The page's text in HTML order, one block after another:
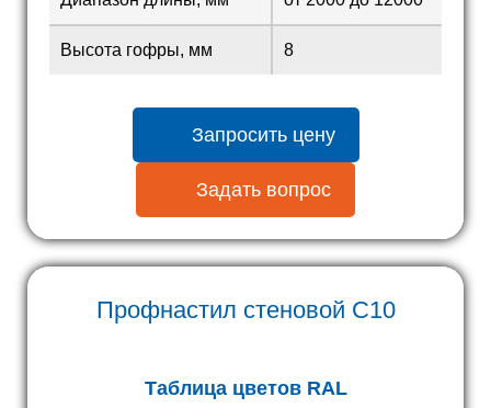
Высота гофры, мм 8
Запросить цену
Задать вопрос
Профнастил стеновой С10
Таблица цветов RAL